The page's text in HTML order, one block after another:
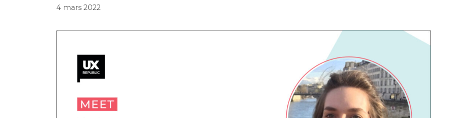
4 mars 2022